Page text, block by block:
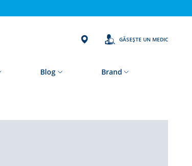
GĂSEȘTE UN MEDIC
Blog Brand